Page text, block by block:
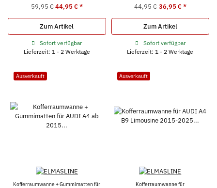
59,95 € 44,95 €*
Zum Artikel
Sofort verfügbar
Lieferzeit: 1 - 2 Werktage
44,95 € 36,95 €*
Zum Artikel
Sofort verfügbar
Lieferzeit: 1 - 2 Werktage
Ausverkauft
Kofferraumwanne + Gummimatten für
Ausverkauft
Kofferraumwanne für